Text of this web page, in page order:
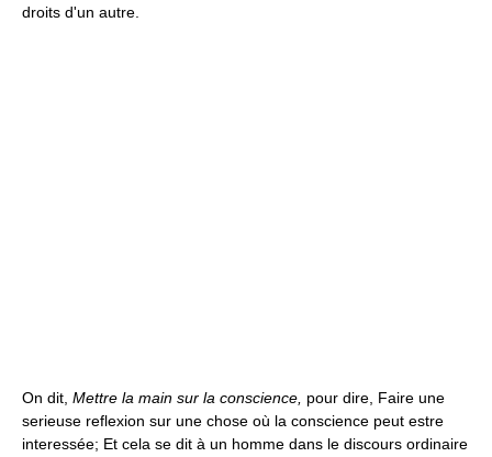
droits d'un autre.
On dit, Mettre la main sur la conscience, pour dire, Faire une
serieuse reflexion sur une chose où la conscience peut estre
interessée; Et cela se dit à un homme dans le discours ordinaire